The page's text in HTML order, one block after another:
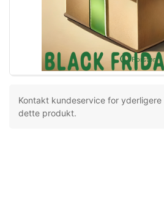
Forstør
Kontakt kundeservice for
dette produkt.